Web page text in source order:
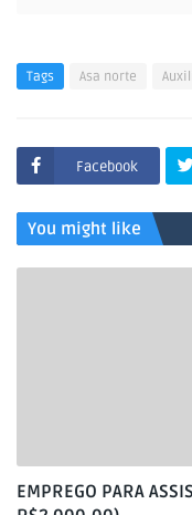
Tags Asa norte
Facebook
You might like
EMPREGO PARA